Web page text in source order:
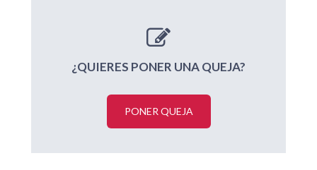
¿QUIERES PONER UNA QUEJA?
PONER QUEJA